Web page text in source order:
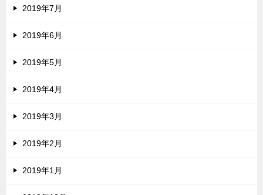
2019年7月
2019年6月
2019年5月
2019年4月
2019年3月
2019年2月
2019年1月